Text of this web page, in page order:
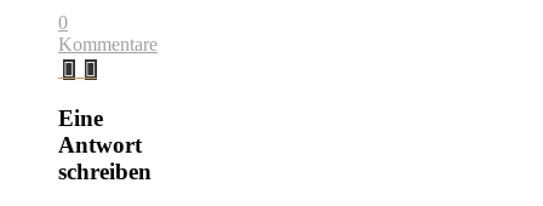
0
Kommentare
Eine
Antwort
schreiben